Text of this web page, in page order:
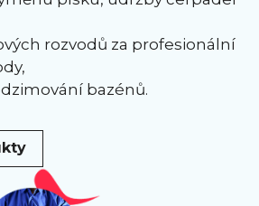
rozvodů za profesionální
bazénů.